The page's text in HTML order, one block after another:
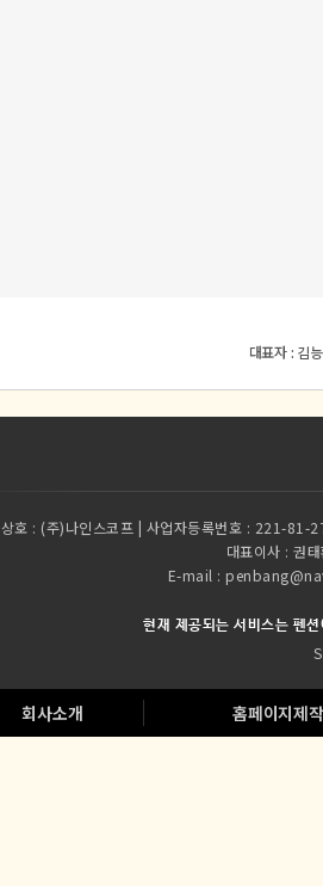
대표자 : 김
상호 : (주)나인스코프 | 사업자등록번호 : 221-81-
대표이사 : 권
E-mail :
현재 제공되는 서비스는 펜
회사소개 홈페이지제작